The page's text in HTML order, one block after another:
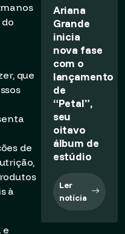
que
de
à
e
Ariana
Grande
inicia
nova fase
com o
lançamento
de
“Petal”,
seu
oitavo
álbum de
estúdio
Ler
notícia